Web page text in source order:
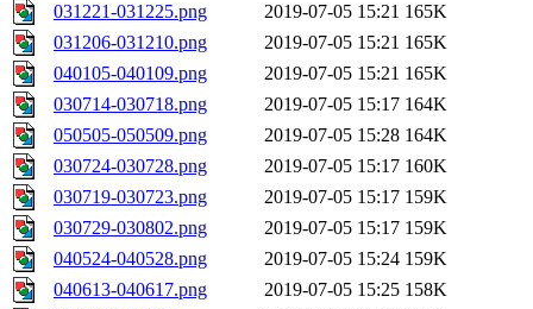
031221-031225.png
2019-07-05 15:21 165K
031206-031210.png
2019-07-05 15:21 165K
040105-040109.png
2019-07-05 15:21 165K
030714-030718.png
2019-07-05 15:17 164K
050505-050509.png
2019-07-05 15:28 164K
030724-030728.png
2019-07-05 15:17 160K
030719-030723.png
2019-07-05 15:17 159K
030729-030802.png
2019-07-05 15:17 159K
040524-040528.png
2019-07-05 15:24 159K
040613-040617.png
2019-07-05 15:25 158K